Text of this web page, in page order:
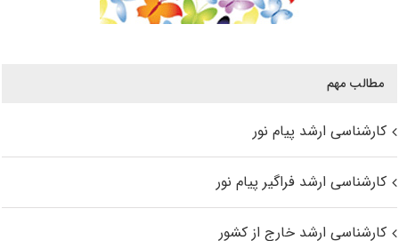
مطالب مهم
کارشناسی ارشد پیام نور
کارشناسی ارشد فراگیر پیام نور
کارشناسی ارشد خارج از کشور